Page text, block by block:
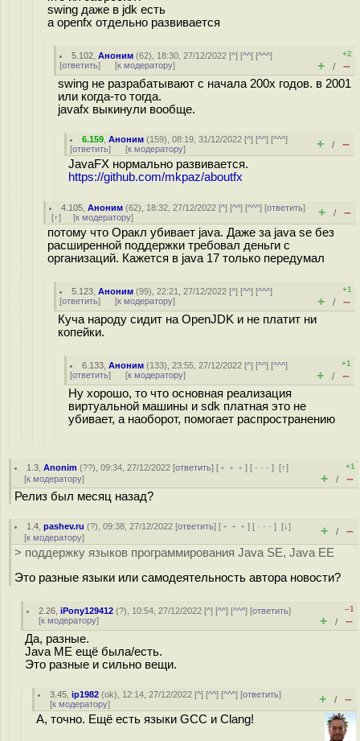
swing даже в jdk есть
а openfx отдельно развивается
5.102 ,Аноним (62), 18:30, 27/12/2022 [^] [^^] [^^^]
[ответить] [к модератору]
+2
+ / –
swing не разрабатывают с начала 200х годов. в 2001
или когда-то тогда.
javafx выкинули вообще.
6.159 ,Аноним (159), 08:19, 31/12/2022 [^] [^^] [^^^]
[ответить] [к модератору] + / –
JavaFX нормально развивается.
https://github.com/mkpaz/aboutfx
4.105 ,Аноним (62), 18:32, 27/12/2022 [^] [^^] [^^^] [ответить]
[↑] [к модератору] + / –
потому что Оракл убивает java. Даже за java se без
расширенной поддержки требовал деньги с
организаций. Кажется в java 17 только передумал
5.123 ,Аноним (99), 22:21, 27/12/2022 [^] [^^] [^^^]
[ответить] [к модератору]
+1
+ / –
Куча народу сидит на OpenJDK и не платит ни
копейки.
6.133 ,Аноним (133), 23:55, 27/12/2022 [^] [^^] [^^^]
[ответить] [к модератору]
+1
+ / –
Ну хорошо, то что основная реализация
виртуальной машины и sdk платная это не
убивает, а наоборот, помогает распространению
1.3 ,Anonim (??), 09:34, 27/12/2022 [ответить] [ ﹢﹢﹢] [ · · ·][↑]
[к модератору]
+1
+ / –
Релиз был месяц назад?
1.4 ,pashev.ru (?), 09:38, 27/12/2022 [ответить] [ ﹢﹢﹢] [ · · ·][↓]
[к модератору] + / –
> поддержку языков программирования Java SE, Java EE
Это разные языки или самодеятельность автора новости?
2.26 ,iPony129412 (?), 10:54, 27/12/2022 [^] [^^] [^^^] [ответить]
[к модератору]
–1
+ / –
Да, разные.
Java ME ещё была/есть.
Это разные и сильно вещи.
3.45 ,ip1982 (ok), 12:14, 27/12/2022 [^] [^^] [^^^] [ответить]
[к модератору] + / –
А, точно. Ещё есть языки GCC и Clang!